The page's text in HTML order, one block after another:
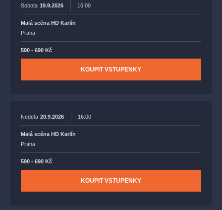
Sobota 19.9.2026 16:00
Malá scéna HD Karlín
Praha
590 - 690 Kč
KOUPIT VSTUPENKY
Nedeľa 20.9.2026 16:00
Malá scéna HD Karlín
Praha
590 - 690 Kč
KOUPIT VSTUPENKY